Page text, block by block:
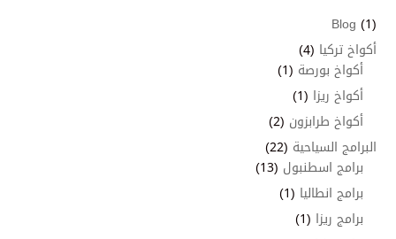
Blog (1)
أكواخ تركيا (4)
أكواخ بورصة (1)
أكواخ ريزا (1)
أكواخ طرابزون (2)
البرامج السياحية (22)
برامج اسطنبول (13)
برامج انطاليا (1)
برامج ريزا (1)